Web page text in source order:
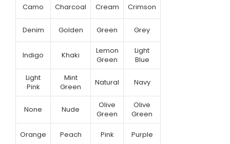
Camo Charcoal Cream Crimson
Denim Golden Green Grey
Indigo Khaki
Lemon
Green
Light
Blue
Light
Pink
Mint
Green
Natural Navy
None Nude
Olive
Green
Olive
Green
Orange Peach Pink Purple